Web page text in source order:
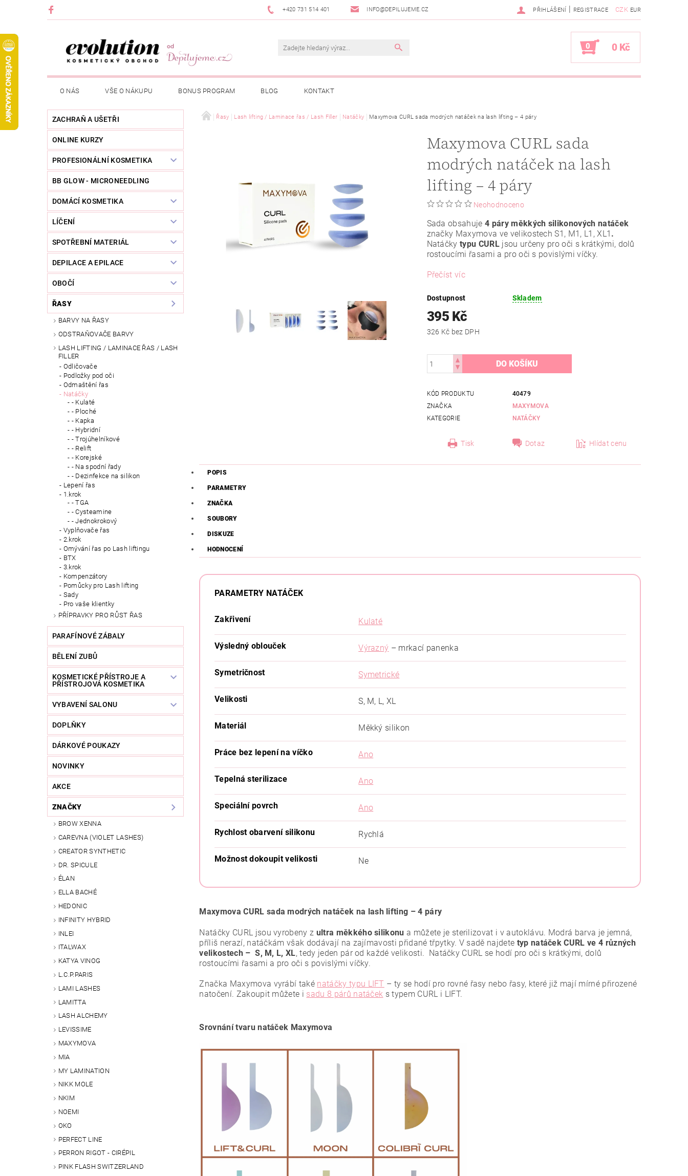
+420 731 514 401 INFO@DEPILUJEME.CZ CZK EUR
PŘIHLÁŠENÍ | REGISTRACE
0 0 Kč
O NÁS VŠE O NÁKUPU BONUS PROGRAM BLOG KONTAKT
ZACHRAŇ A UŠETŘI
ONLINE KURZY
PROFESIONÁLNÍ KOSMETIKA
BB GLOW - MICRONEEDLING
DOMÁCÍ KOSMETIKA
LÍČENÍ
SPOTŘEBNÍ MATERIÁL
DEPILACE A EPILACE
OBOČÍ
ŘASY
BARVY NA ŘASY
ODSTRAŇOVAČE BARVY
LASH LIFTING / LAMINACE ŘAS / LASH
FILLER
Odličovače
Podložky pod oči
Odmaštění řas
Natáčky
- Kulaté
- Ploché
- Kapka
- Hybridní
- Trojúhelníkové
- Relift
- Korejské
- Na spodní řady
- Dezinfekce na silikon
Lepení řas
1.krok
- TGA
- Cysteamine
- Jednokrokový
Vyplňovače řas
2.krok
Omývání řas po Lash liftingu
BTX
3.krok
Kompenzátory
Pomůcky pro Lash lifting
Sady
Pro vaše klientky
PŘÍPRAVKY PRO RŮST ŘAS
PARAFÍNOVÉ ZÁBALY
BĚLENÍ ZUBŮ
KOSMETICKÉ PŘÍSTROJE A
PŘÍSTROJOVÁ KOSMETIKA
VYBAVENÍ SALONU
DOPLŇKY
DÁRKOVÉ POUKAZY
NOVINKY
AKCE
ZNAČKY
BROW XENNA
CAREVNA (VIOLET LASHES)
CREATOR SYNTHETIC
DR. SPICULE
ÉLAN
ELLA BACHÉ
HEDONIC
INFINITY HYBRID
INLEI
ITALWAX
KATYA VINOG
L.C.P.PARIS
LAMI LASHES
LAMITTA
LASH ALCHEMY
LEVISSIME
MAXYMOVA
MIA
MY LAMINATION
NIKK MOLE
NKIM
NOEMI
OKO
PERFECT LINE
PERRON RIGOT - CIRÉPIL
PINK FLASH SWITZERLAND
Řasy Lash lifting / Laminace řas / Lash Filler Natáčky Maxymova CURL sada modrých natáček na lash lifting – 4 páry
Maxymova CURL sada
modrých natáček na lash
lifting – 4 páry
Neohodnoceno
Sada obsahuje 4 páry měkkých silikonových natáček
značky Maxymova ve velikostech S1, M1, L1, XL1 .
Natáčkytypu CURLjsou určeny pro oči s krátkými, dolů
rostoucími řasami a pro oči s povislými víčky.
Přečíst víc
Dostupnost Skladem
395 Kč
326 Kč bez DPH
KÓD PRODUKTU
40479
ZNAČKA
MAXYMOVA
KATEGORIE
NATÁČKY
Tisk Dotaz Hlídat cenu
POPIS
PARAMETRY
ZNAČKA
SOUBORY
DISKUZE
HODNOCENÍ
PARAMETRY NATÁČEK
Zakřivení Kulaté
Výsledný oblouček Výrazný – mrkací panenka
Symetričnost Symetrické
Velikosti S, M, L, XL
Materiál Měkký silikon
Práce bez lepení na víčko Ano
Tepelná sterilizace Ano
Speciální povrch Ano
Rychlost obarvení silikonu Rychlá
Možnost dokoupit velikosti Ne
Maxymova CURL sada modrých natáček na lash lifting – 4 páry
Natáčky CURL jsou vyrobeny z ultra měkkého silikonu a můžete je sterilizovat i v autoklávu. Modrá barva je jemná,
příliš nerazí, natáčkám však dodávají na zajímavosti přidané třpytky. V sadě najdete typ natáček CURL ve 4 různých
velikostech – S, M, L, XL, tedy jeden pár od každé velikosti. Natáčky CURL se hodí pro oči s krátkými, dolů
rostoucími řasami a pro oči s povislými víčky.
Značka Maxymova vyrábí také natáčky typu LIFT – ty se hodí pro rovné řasy nebo řasy, které již mají mírné přirozené
natočení. Zakoupit můžete i sadu 8 párů natáček s typem CURL i LIFT.
Srovnání tvaru natáček Maxymova